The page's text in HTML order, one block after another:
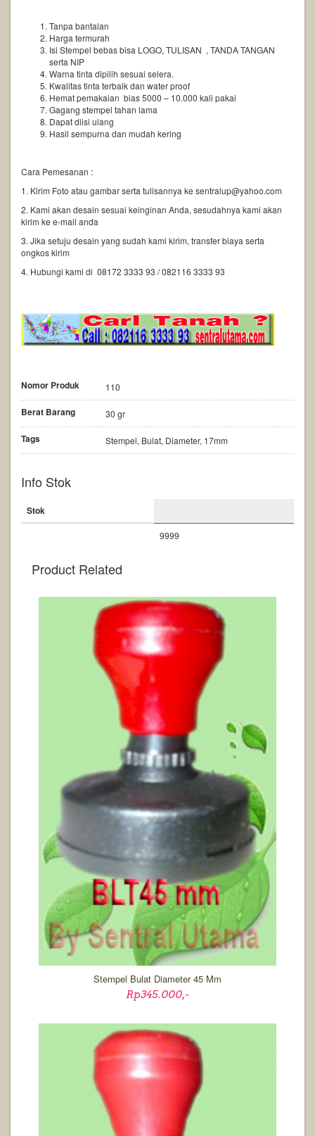
Tanpa bantalan
Harga termurah
Isi Stempel bebas bisa LOGO, TULISAN , TANDA TANGAN
serta NIP
Warna tinta dipilih sesuai selera.
Kwalitas tinta terbaik dan water proof
Hemat pemakaian bias 5000 – 10.000 kali pakai
Gagang stempel tahan lama
Dapat diisi ulang
Hasil sempurna dan mudah kering
Cara Pemesanan :
1. Kirim Foto atau gambar serta tulisannya ke sentralup@yahoo.com
2. Kami akan desain sesuai keinginan Anda, sesudahnya kami akan
kirim ke e-mail anda
3. Jika setuju desain yang sudah kami kirim, transfer biaya serta
ongkos kirim
4. Hubungi kami di 08172 3333 93 / 082116 3333 93
Nomor Produk 110
Berat Barang 30 gr
Tags Stempel, Bulat, Diameter, 17mm
Info Stok
Stok
9999
Product Related
Stempel Bulat Diameter 45 Mm
Rp345.000,-